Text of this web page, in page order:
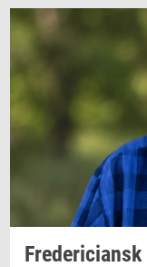
Fre­de­ri­ci­ansk